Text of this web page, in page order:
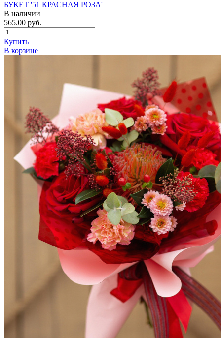
БУКЕТ '51 КРАСНАЯ РОЗА'
В наличии
565.00 руб.
Купить
В корзине